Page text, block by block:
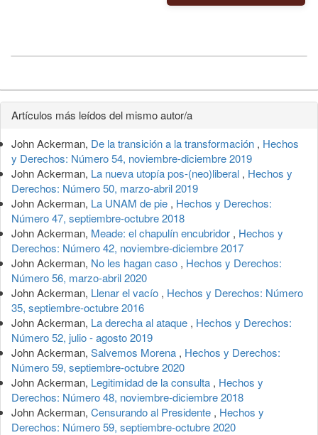
Detalles
del
artículo
Artículos más leídos del mismo autor/a
John Ackerman, De la transición a la transformación , Hechos
y Derechos: Número 54, noviembre-diciembre 2019
John Ackerman, La nueva utopía pos-(neo)liberal , Hechos y
Derechos: Número 50, marzo-abril 2019
John Ackerman, La UNAM de pie , Hechos y Derechos:
Número 47, septiembre-octubre 2018
John Ackerman, Meade: el chapulín encubridor , Hechos y
Derechos: Número 42, noviembre-diciembre 2017
John Ackerman, No les hagan caso , Hechos y Derechos:
Número 56, marzo-abril 2020
John Ackerman, Llenar el vacío , Hechos y Derechos: Número
35, septiembre-octubre 2016
John Ackerman, La derecha al ataque , Hechos y Derechos:
Número 52, julio - agosto 2019
John Ackerman, Salvemos Morena , Hechos y Derechos:
Número 59, septiembre-octubre 2020
John Ackerman, Legitimidad de la consulta , Hechos y
Derechos: Número 48, noviembre-diciembre 2018
John Ackerman, Censurando al Presidente , Hechos y
Derechos: Número 59, septiembre-octubre 2020